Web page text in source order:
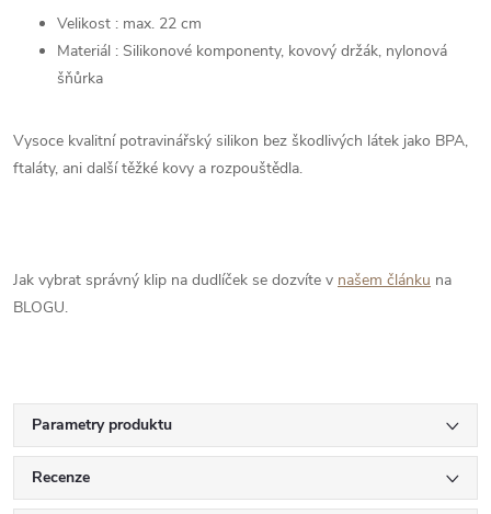
Velikost : max. 22 cm
Materiál : Silikonové komponenty, kovový držák, nylonová
šňůrka
Vysoce kvalitní potravinářský silikon bez škodlivých látek jako BPA,
ftaláty, ani další těžké kovy a rozpouštědla.
Jak vybrat správný klip na dudlíček se dozvíte v našem článku na
BLOGU.
Parametry produktu
Recenze